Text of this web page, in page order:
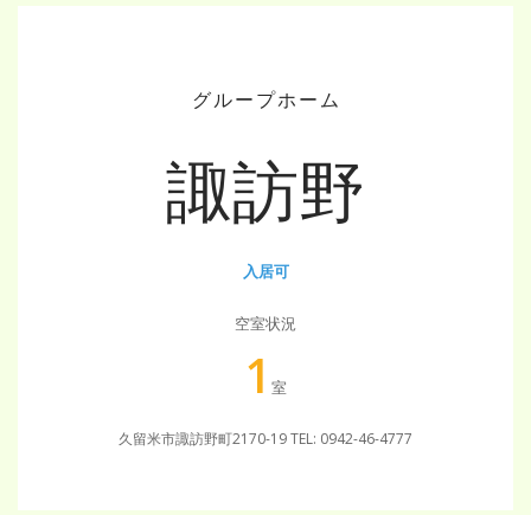
グループホーム
諏訪野
入居可
空室状況
1 室
久留米市諏訪野町2170-19TEL: 0942-46-4777